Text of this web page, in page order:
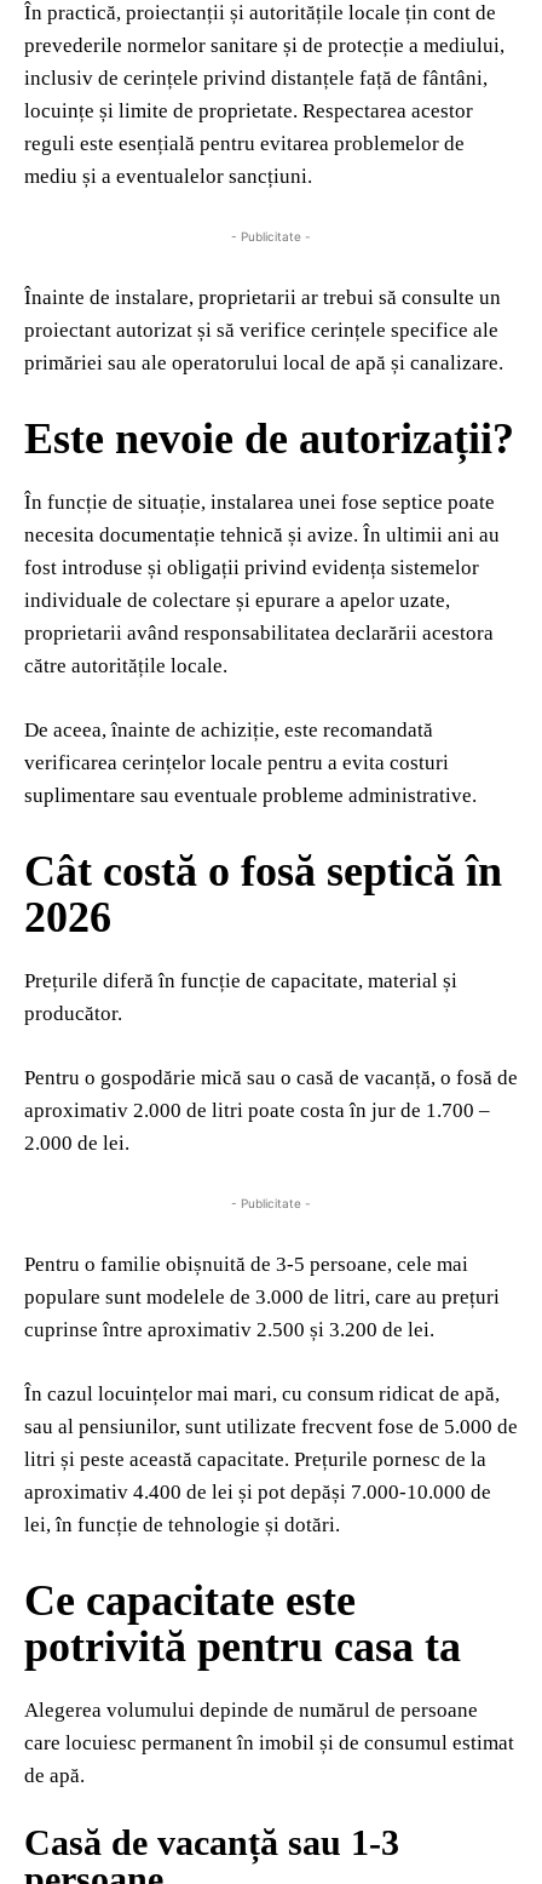
În practică, proiectanții și autoritățile locale țin cont de
prevederile normelor sanitare și de protecție a mediului,
inclusiv de cerințele privind distanțele față de fântâni,
locuințe și limite de proprietate. Respectarea acestor
reguli este esențială pentru evitarea problemelor de
mediu și a eventualelor sancțiuni.
- Publicitate -
Înainte de instalare, proprietarii ar trebui să consulte un
proiectant autorizat și să verifice cerințele specifice ale
primăriei sau ale operatorului local de apă și canalizare.
Este nevoie de autorizații?
În funcție de situație, instalarea unei fose septice poate
necesita documentație tehnică și avize. În ultimii ani au
fost introduse și obligații privind evidența sistemelor
individuale de colectare și epurare a apelor uzate,
proprietarii având responsabilitatea declarării acestora
către autoritățile locale.
De aceea, înainte de achiziție, este recomandată
verificarea cerințelor locale pentru a evita costuri
suplimentare sau eventuale probleme administrative.
Cât costă o fosă septică în
2026
Prețurile diferă în funcție de capacitate, material și
producător.
Pentru o gospodărie mică sau o casă de vacanță, o fosă de
aproximativ 2.000 de litri poate costa în jur de 1.700 –
2.000 de lei.
- Publicitate -
Pentru o familie obișnuită de 3-5 persoane, cele mai
populare sunt modelele de 3.000 de litri, care au prețuri
cuprinse între aproximativ 2.500 și 3.200 de lei.
În cazul locuințelor mai mari, cu consum ridicat de apă,
sau al pensiunilor, sunt utilizate frecvent fose de 5.000 de
litri și peste această capacitate. Prețurile pornesc de la
aproximativ 4.400 de lei și pot depăși 7.000-10.000 de
lei, în funcție de tehnologie și dotări.
Ce capacitate este
potrivită pentru casa ta
Alegerea volumului depinde de numărul de persoane
care locuiesc permanent în imobil și de consumul estimat
de apă.
Casă de vacanță sau 1-3